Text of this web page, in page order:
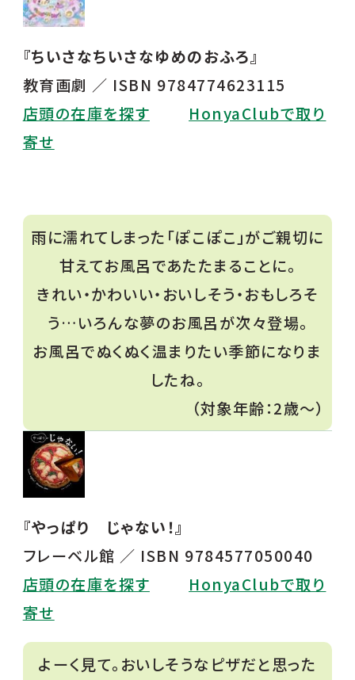
『ちいさなちいさなゆめのおふろ』
教育画劇 ／ ISBN 9784774623115
店頭の在庫を探す
HonyaClubで取り
寄せ
雨に濡れてしまった「ぽこぽこ」がご親切に
甘えてお風呂であたたまることに。
きれい・かわいい・おいしそう・おもしろそ
う…いろんな夢のお風呂が次々登場。
お風呂でぬくぬく温まりたい季節になりま
したね。
（対象年齢：2歳〜）
『やっぱり じゃない！』
フレーベル館 ／ ISBN 9784577050040
店頭の在庫を探す
HonyaClubで取り
寄せ
よーく見て。おいしそうなピザだと思った